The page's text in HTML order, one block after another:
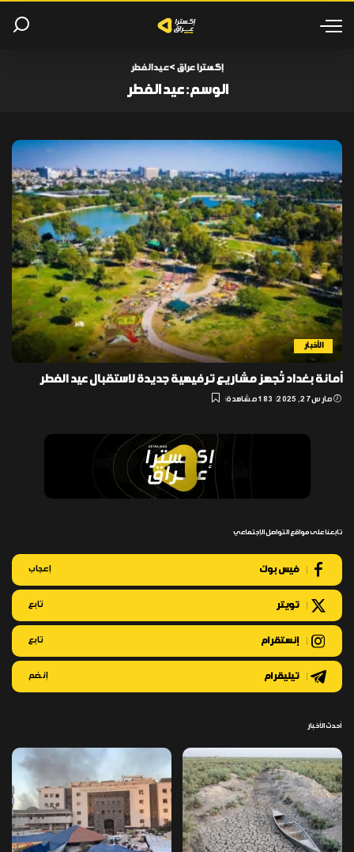
إكسترا عراق >عيد الفطر
الوسم:عيد الفطر
الأخبار
أمانة بغداد تُجهز مشاريع ترفيهية جديدة لاستقبال عيد الفطر
مارس 27, 2025 183 مشاهدة
تابعنا على مواقع التواصل الإجتماعي
فيس بوك إعجاب
تويتر تابع
إنستقرام تابع
تيليقرام إنضم
أحدث الأخبار